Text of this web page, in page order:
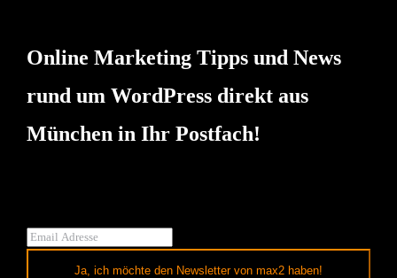
Online Marketing Tipps und News
rund um WordPress direkt aus
München in Ihr Postfach!
Ja, ich möchte den Newsletter von max2 haben!